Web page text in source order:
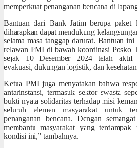
memperkuat penanganan bencana di
Bantuan dari Bank Jatim berupa paket
diharapkan dapat mendukung
selama masa tanggap darurat. Bantuan
relawan PMI di bawah koordinasi Posko
sejak 10 Desember 2024 telah aktif
evakuasi, dukungan logistik, dan
Ketua PMI juga menyatakan bahwa
antarinstansi, termasuk sektor swasta
bukti nyata solidaritas terhadap misi
seluruh elemen masyarakat untuk
penanganan bencana. Dengan
membantu masyarakat yang
kondisi ini,” tambahnya.